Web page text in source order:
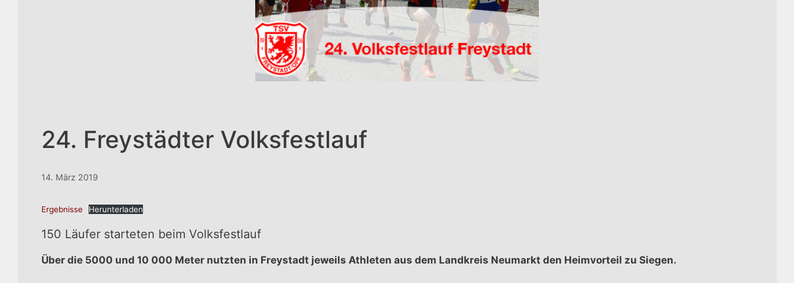
24. Freystädter Volksfestlauf
14. März 2019
Ergebnisse Herunterladen
150 Läufer starteten beim Volksfestlauf
Über die 5000 und 10 000 Meter nutzten in Freystadt jeweils Athleten aus dem Landkreis Neumarkt den Heimvorteil zu Siegen.